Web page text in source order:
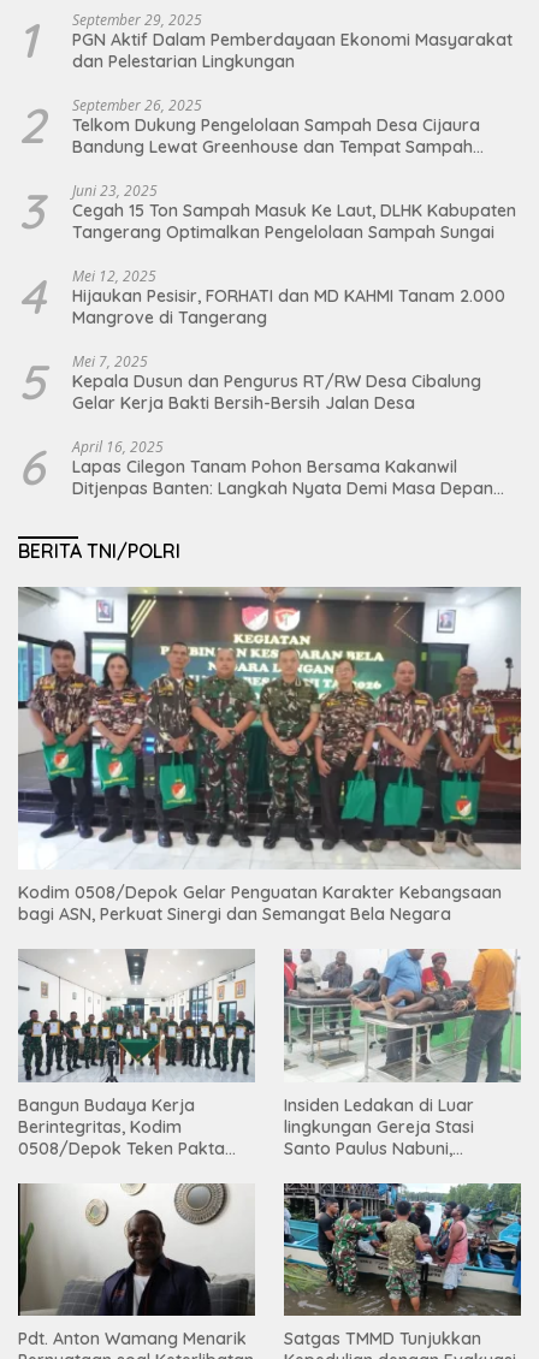
1 September 29, 2025
PGN Aktif Dalam Pemberdayaan Ekonomi Masyarakat
dan Pelestarian Lingkungan
2 September 26, 2025
Telkom Dukung Pengelolaan Sampah Desa Cijaura
Bandung Lewat Greenhouse dan Tempat Sampah
3 Juni 23, 2025
Cegah 15 Ton Sampah Masuk Ke Laut, DLHK Kabupaten
Tangerang Optimalkan Pengelolaan Sampah Sungai
4 Mei 12, 2025
Hijaukan Pesisir, FORHATI dan MD KAHMI Tanam 2.000
Mangrove di Tangerang
5 Mei 7, 2025
Kepala Dusun dan Pengurus RT/RW Desa Cibalung
Gelar Kerja Bakti Bersih-Bersih Jalan Desa
6 April 16, 2025
Lapas Cilegon Tanam Pohon Bersama Kakanwil
Ditjenpas Banten: Langkah Nyata Demi Masa Depan
BERITA TNI/POLRI
Kodim 0508/Depok Gelar Penguatan Karakter Kebangsaan
bagi ASN, Perkuat Sinergi dan Semangat Bela Negara
Bangun Budaya Kerja
Berintegritas, Kodim
0508/Depok Teken Pakta
Insiden Ledakan di Luar
lingkungan Gereja Stasi
Santo Paulus Nabuni,
Pdt. Anton Wamang Menarik
Satgas TMMD Tunjukkan